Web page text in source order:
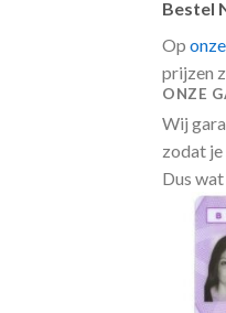
Bestel
Op
prijzen
ONZE
Wij
zodat je
Dus